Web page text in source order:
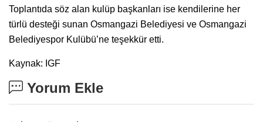
Toplantıda söz alan kulüp başkanları ise kendilerine her
türlü desteği sunan Osmangazi Belediyesi ve Osmangazi
Belediyespor Kulübü’ne teşekkür etti.
Kaynak: IGF
Yorum Ekle